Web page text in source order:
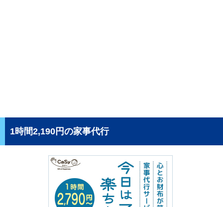
1時間2,190円の家事代行